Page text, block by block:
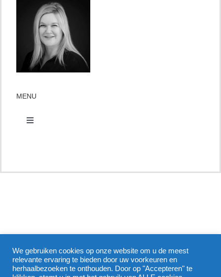
MENU
Toggle
We gebruiken cookies op onze website om u de meest
relevante ervaring te bieden door uw voorkeuren en
herhaalbezoeken te onthouden. Door op "Accepteren" te